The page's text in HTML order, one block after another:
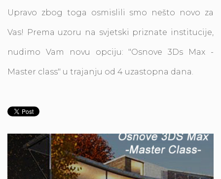
Upravo zbog toga osmislili smo nešto novo za
Vas! Prema uzoru na svjetski priznate institucije,
nudimo Vam novu opciju: "Osnove 3Ds Max -
Master class" u trajanju od 4 uzastopna dana.